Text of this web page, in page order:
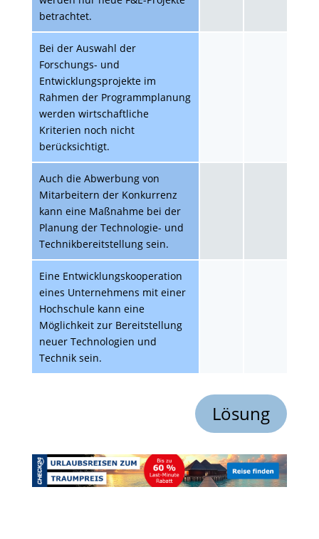
betrachtet.
Bei der Auswahl der
Forschungs- und
Entwicklungsprojekte im
Rahmen der Programmplanung
werden wirtschaftliche
Kriterien noch nicht
berücksichtigt.
Auch die Abwerbung von
Mitarbeitern der Konkurrenz
kann eine Maßnahme bei der
Planung der Technologie- und
Technikbereitstellung sein.
Eine Entwicklungskooperation
eines Unternehmens mit einer
Hochschule kann eine
Möglichkeit zur Bereitstellung
neuer Technologien und
Technik sein.
Lösung